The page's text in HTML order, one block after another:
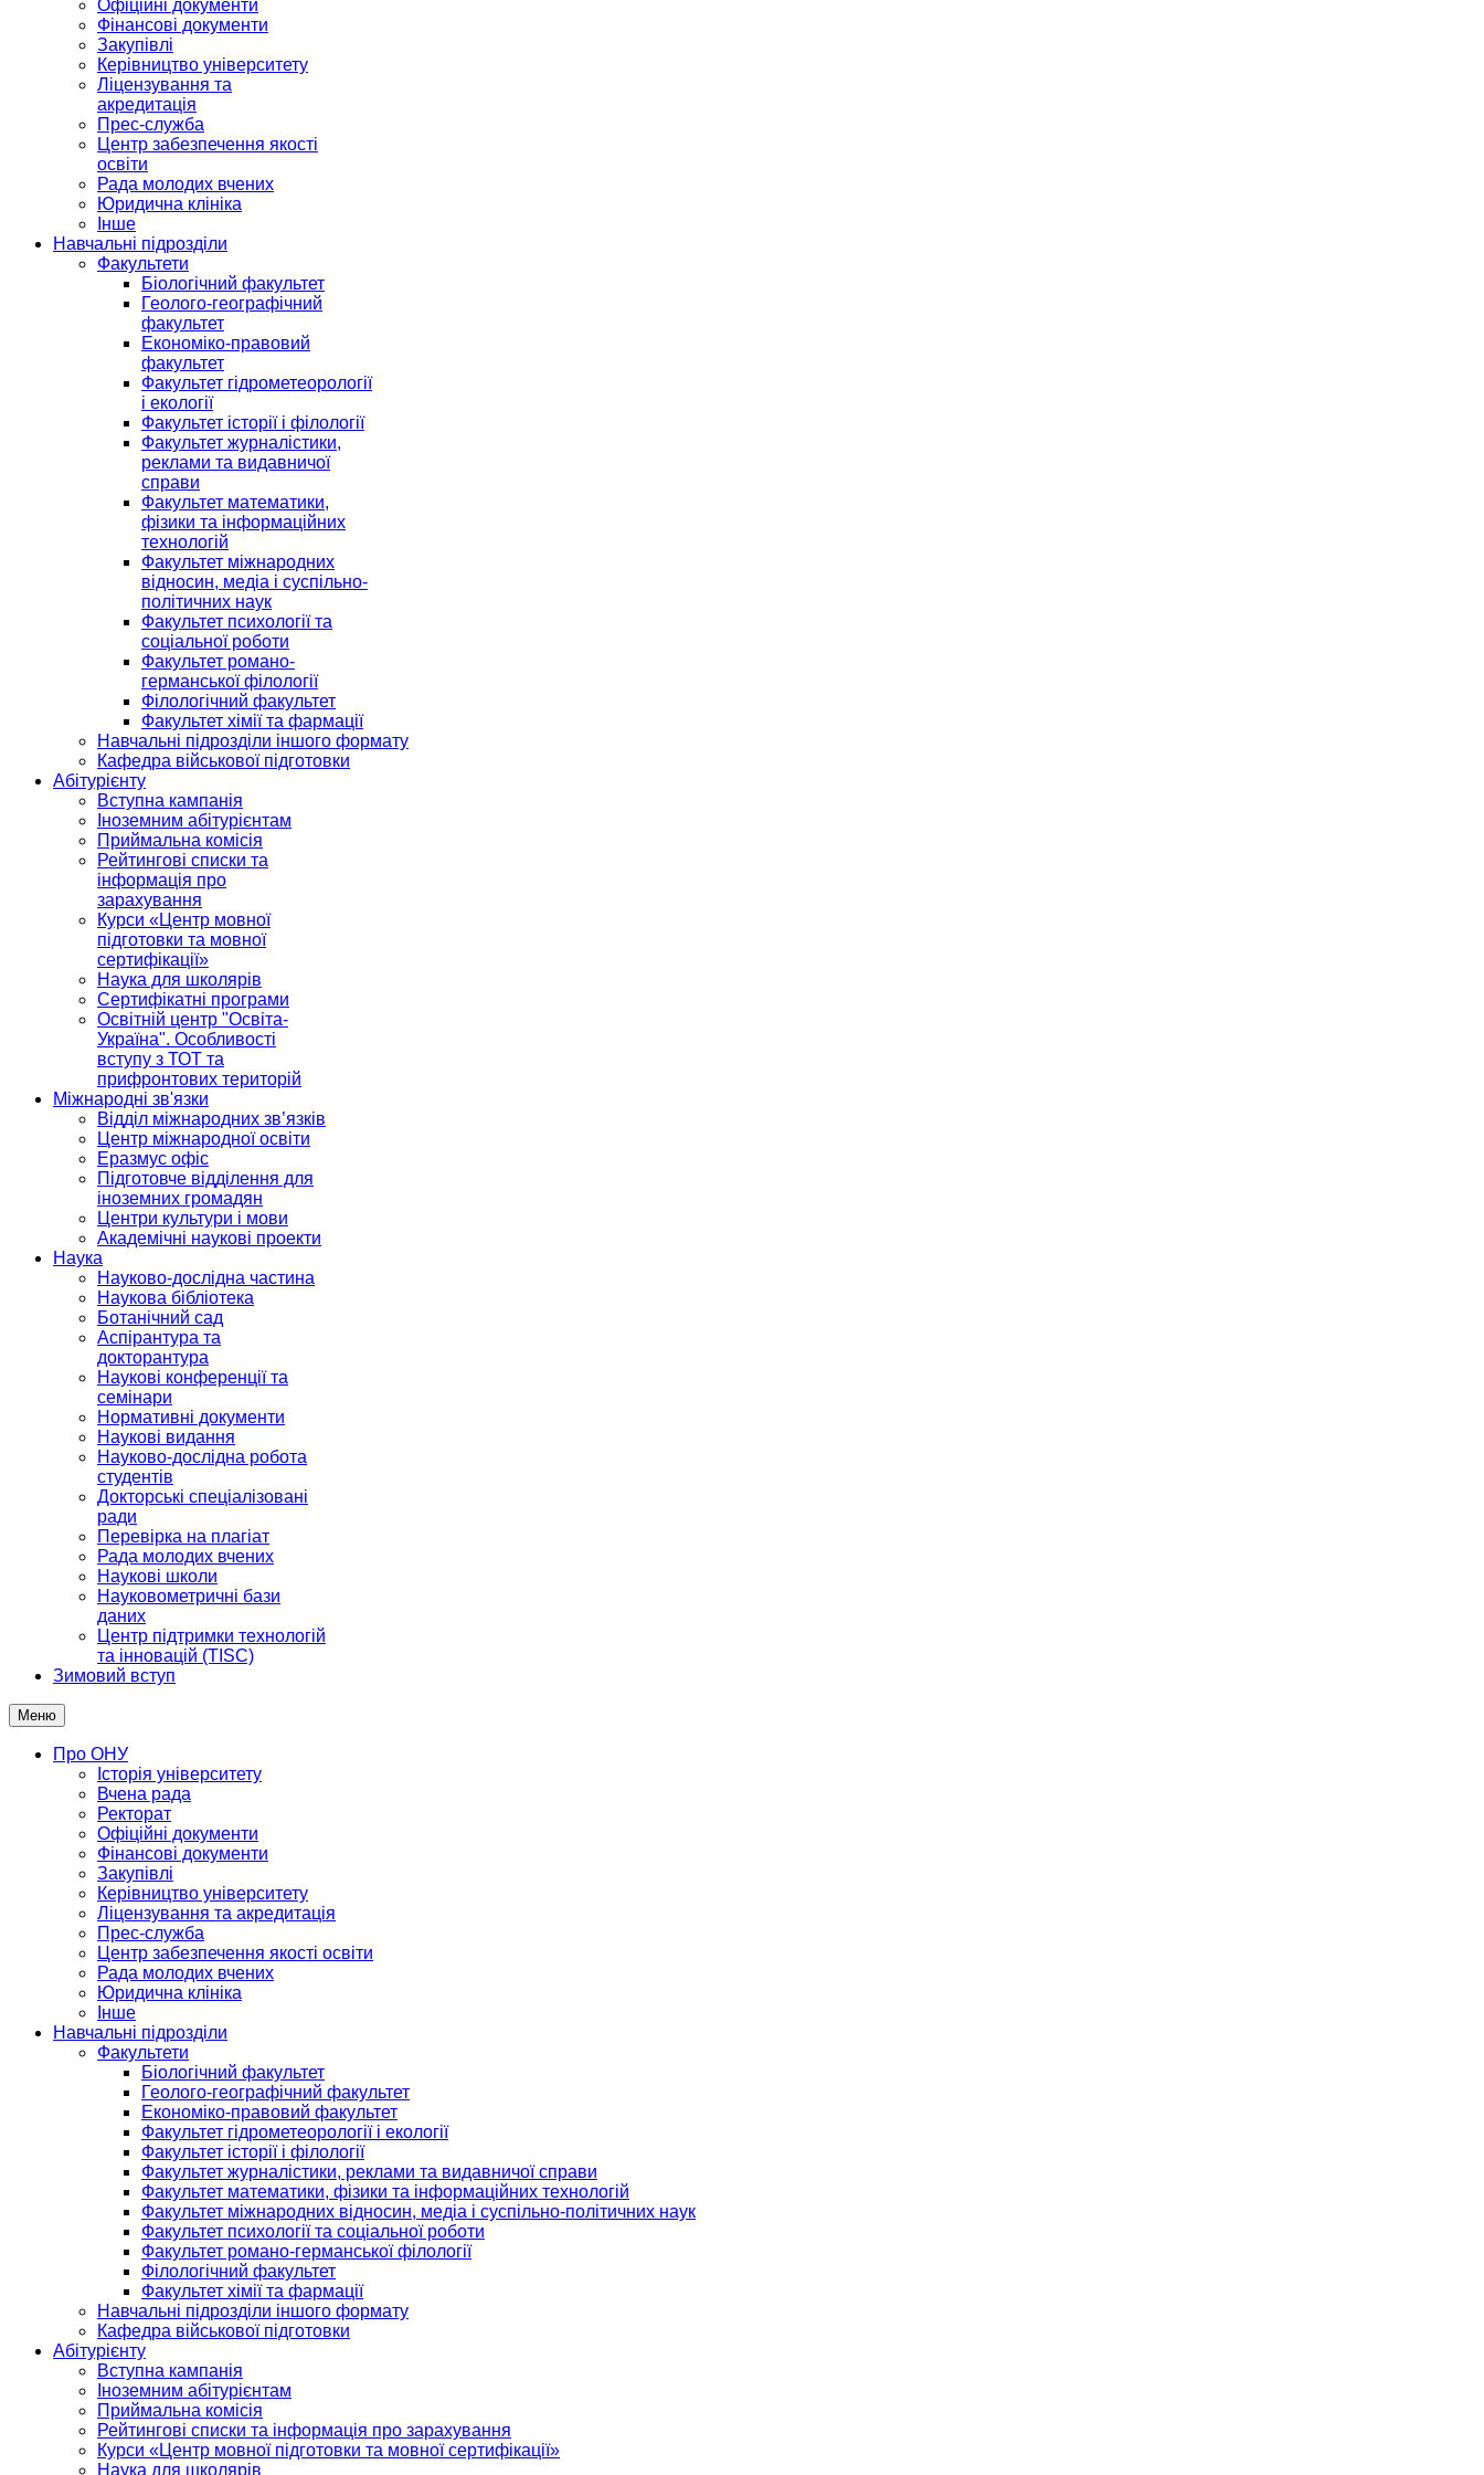
Офіційні документи
Фінансові документи
Закупівлі
Керівництво університету
Ліцензування та
акредитація
Прес-служба
Центр забезпечення якості
освіти
Рада молодих вчених
Юридична клініка
Інше
Навчальні підрозділи
Факультети
Біологічний факультет
Геолого-географічний
факультет
Економіко-правовий
факультет
Факультет гідрометеорології
і екології
Факультет історії і філології
Факультет журналістики,
реклами та видавничої
справи
Факультет математики,
фізики та інформаційних
технологій
Факультет міжнародних
відносин, медіа і суспільно-
політичних наук
Факультет психології та
соціальної роботи
Факультет романо-
германської філології
Філологічний факультет
Факультет хімії та фармації
Навчальні підрозділи іншого формату
Кафедра військової підготовки
Абітурієнту
Вступна кампанія
Іноземним абітурієнтам
Приймальна комісія
Рейтингові списки та
інформація про
зарахування
Курси «Центр мовної
підготовки та мовної
сертифікації»
Наука для школярів
Сертифікатні програми
Освітній центр "Освіта-
Україна". Особливості
вступу з ТОТ та
прифронтових територій
Міжнародні зв'язки
Відділ міжнародних зв’язків
Центр міжнародної освіти
Еразмус офіс
Підготовче відділення для
іноземних громадян
Центри культури і мови
Академічні наукові проекти
Наука
Науково-дослідна частина
Наукова бібліотека
Ботанічний сад
Аспірантура та
докторантура
Наукові конференції та
семінари
Нормативні документи
Наукові видання
Науково-дослідна робота
студентів
Докторські спеціалізовані
ради
Перевірка на плагіат
Рада молодих вчених
Наукові школи
Науковометричні бази
даних
Центр підтримки технологій
та інновацій (TISC)
Зимовий вступ
Меню
Про ОНУ
Історія університету
Вчена рада
Ректорат
Офіційні документи
Фінансові документи
Закупівлі
Керівництво університету
Ліцензування та акредитація
Прес-служба
Центр забезпечення якості освіти
Рада молодих вчених
Юридична клініка
Інше
Навчальні підрозділи
Факультети
Біологічний факультет
Геолого-географічний факультет
Економіко-правовий факультет
Факультет гідрометеорології і екології
Факультет історії і філології
Факультет журналістики, реклами та видавничої справи
Факультет математики, фізики та інформаційних технологій
Факультет міжнародних відносин, медіа і суспільно-політичних наук
Факультет психології та соціальної роботи
Факультет романо-германської філології
Філологічний факультет
Факультет хімії та фармації
Навчальні підрозділи іншого формату
Кафедра військової підготовки
Абітурієнту
Вступна кампанія
Іноземним абітурієнтам
Приймальна комісія
Рейтингові списки та інформація про зарахування
Курси «Центр мовної підготовки та мовної сертифікації»
Наука для школярів